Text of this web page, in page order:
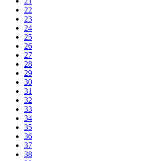
22
23
24
25
26
27
28
29
30
31
32
33
34
35
36
37
38